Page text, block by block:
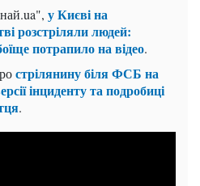
у Києві на
розстріляли людей:
потрапило на відео.
стрілянину біля ФСБ на
інциденту та подробиці
.